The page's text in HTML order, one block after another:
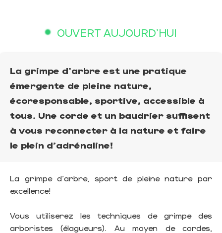
OUVERT AUJOURD'HUI
La grimpe d'arbre est une pratique
émergente de pleine nature,
écoresponsable, sportive, accessible à
tous. Une corde et un baudrier suffisent
à vous reconnecter à la nature et faire
le plein d'adrénaline!
La grimpe d'arbre, sport de pleine nature par
excellence!
Vous utiliserez les techniques de grimpe des
arboristes (élagueurs). Au moyen de cordes,